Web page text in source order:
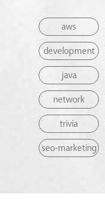
aws
development
java
network
trivia
seo-marketing